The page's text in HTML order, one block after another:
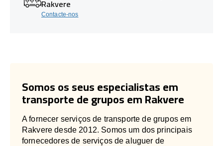
Rakvere
Contacte-nos
Somos os seus especialistas em
transporte de grupos em Rakvere
A fornecer serviços de transporte de grupos em
Rakvere desde 2012. Somos um dos principais
fornecedores de serviços de aluguer de